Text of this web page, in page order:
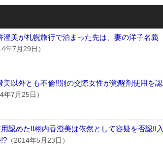
美が札幌旅行で泊まった先は、妻の洋子名義
年7月29日）
以外とも不倫!!別の交際女性が覚醒剤使用を認
年7月25日）
認めた!!栩内香澄美は依然として容疑を否認!!入
（2014年5月23日）